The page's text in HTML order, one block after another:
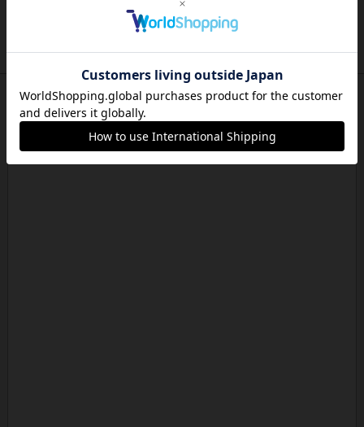
パーミッド
おばあちゃんは猫が大好きです!しかし、あまりに
も多くの猫を飼っているた...